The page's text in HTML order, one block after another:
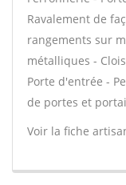
Ravalement de
rangements sur
métalliques -
Porte d'entrée -
de portes et
Voir la fiche